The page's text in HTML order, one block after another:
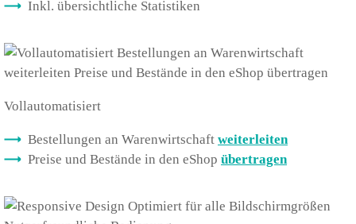
Inkl. übersichtliche Statistiken
Vollautomatisiert
Bestellungen an Warenwirtschaft weiterleiten
Preise und Bestände in den eShop übertragen